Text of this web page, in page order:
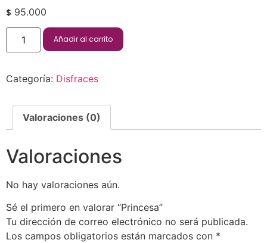
$ 95.000
Añadir al carrito
Categoría: Disfraces
Valoraciones (0)
Valoraciones
No hay valoraciones aún.
Sé el primero en valorar “Princesa”
Tu dirección de correo electrónico no será publicada.
Los campos obligatorios están marcados con *